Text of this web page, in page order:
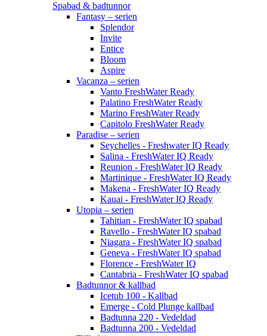
Spabad & badtunnor
Fantasy – serien
Splendor
Invite
Entice
Bloom
Aspire
Vacanza – serien
Vanto FreshWater Ready
Palatino FreshWater Ready
Marino FreshWater Ready
Capitolo FreshWater Ready
Paradise – serien
Seychelles - Freshwater IQ Ready
Salina - FreshWater IQ Ready
Reunion - FreshWater IQ Ready
Martinique - FreshWater IQ Ready
Makena - FreshWater IQ Ready
Kauai - FreshWater IQ Ready
Utopia – serien
Tahitian - FreshWater IQ spabad
Ravello - FreshWater IQ spabad
Niagara - FreshWater IQ spabad
Geneva - FreshWater IQ spabad
Florence - FreshWater IQ
Cantabria - FreshWater IQ spabad
Badtunnor & kallbad
Icetub 100 - Kallbad
Emerge - Cold Plunge kallbad
Badtunna 220 - Vedeldad
Badtunna 200 - Vedeldad